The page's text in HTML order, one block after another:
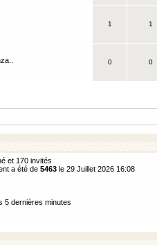
1 1
0 0
et 170 invités
a été de 5463 le 29 Juillet 2026 16:08
5 dernières minutes